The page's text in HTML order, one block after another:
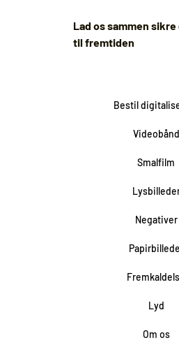
Lad os sammen
til fremtiden
Bestil
Videobånd
Smalfilm
Negativer
Lyd
Om os